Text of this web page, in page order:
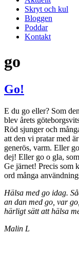
Skryt och kul
Bloggen
Poddar
Kontakt
go
Go!
E du go eller? Som
blev årets
Röd sjunger och
att den vi pratar med
generös, varm. Eller
dej! Eller go o gla,
Ge järnet! Precis som
ord många
Hälsa med go idag.
an dan med go, var
härligt sätt att hälsa
Malin L